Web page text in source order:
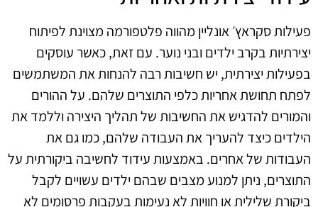
פעילות סקראץ׳ אונליין מהווה פלטפורמה מצוינת לפיתוח
יצירתיות בקרב ילדים ובני נוער. עם זאת, כאשר עוסקים
בפעילות יצירתית, יש חשיבות רבה להנחות את המשתמשים
לפתח תחושת אחריות כלפי התוצרים שלהם. על ההורים
והמורים להדגיש את החשיבות של תהליך היצירה וללמד את
הילדים כיצד להעריך את העבודה שלהם, כמו גם את
העבודות של אחרים. באמצעות עידוד לחשיבה ביקורתית על
התוצרים, ניתן למנוע מצבים שבהם ילדים עשויים לקבל
ביקורת שלילית או חוויות לא נעימות בעקבות פרסומים לא